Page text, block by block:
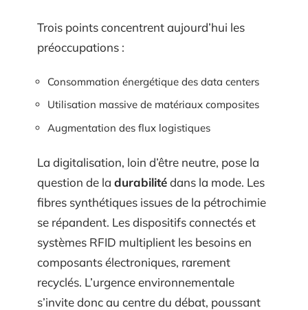
Trois points concentrent aujourd’hui les
préoccupations :
Consommation énergétique des data centers
Utilisation massive de matériaux composites
Augmentation des flux logistiques
La digitalisation, loin d’être neutre, pose la
question de la durabilitédans la mode. Les
fibres synthétiques issues de la pétrochimie
se répandent. Les dispositifs connectés et
systèmes RFID multiplient les besoins en
composants électroniques, rarement
recyclés. L’urgence environnementale
s’invite donc au centre du débat, poussant